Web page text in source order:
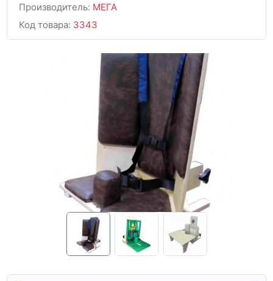
Производитель: МЕГА
Код товара: 3343